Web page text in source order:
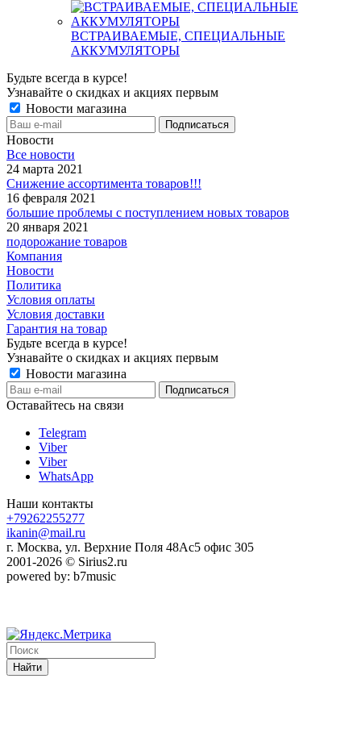
ВСТРАИВАЕМЫЕ, СПЕЦИАЛЬНЫЕ
АККУМУЛЯТОРЫ
Будьте всегда в курсе!
Узнавайте о скидках и акциях первым
Новости магазина
Новости
Все новости
24 марта 2021
Снижение ассортимента товаров!!!
16 февраля 2021
большие проблемы с поступлением новых товаров
20 января 2021
подорожание товаров
Компания
Новости
Политика
Условия оплаты
Условия доставки
Гарантия на товар
Будьте всегда в курсе!
Узнавайте о скидках и акциях первым
Новости магазина
Оставайтесь на связи
Telegram
Viber
Viber
WhatsApp
Наши контакты
+79262255277
ikanin@mail.ru
г. Москва, ул. Верхние Поля 48Ас5 офис 305
2001-2026 © Sirius2.ru
powered by: b7music
Найти